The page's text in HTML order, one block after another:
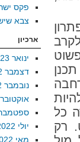
כל
רק
פקס
צבא
ארכיון
ינואר 2023
דצמבר 2022
נובמבר 2022
אוקטובר 2022
ספטמבר
יולי 2022
מאי 2022